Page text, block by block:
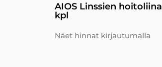
AIOS Linssien hoitoliina
kpl
Näet hinnat kirjautumalla